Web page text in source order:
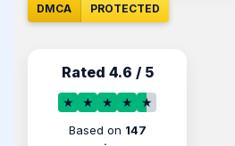
DMCA PROTECTED
Rated 4.6 / 5
★ ★ ★ ★ ★
Based on 147